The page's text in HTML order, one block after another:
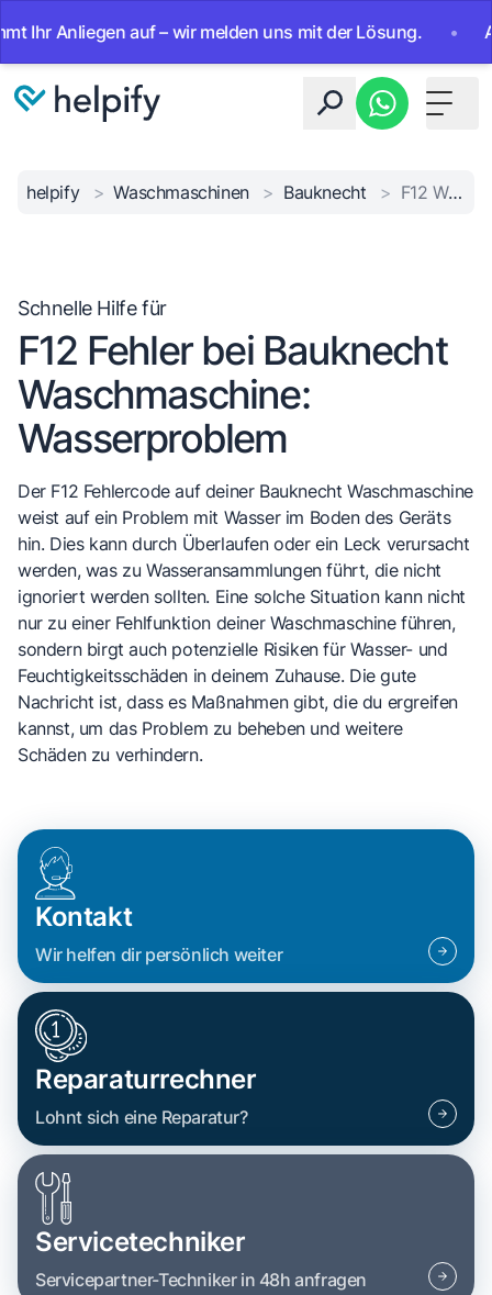
auf – wir melden uns mit der Lösung. • Ab
Toggle
helpify > Waschmaschinen > Bauknecht > F12 Wasser Fehler
Schnelle Hilfe für
F12 Fehler bei Bauknecht
Waschmaschine:
Wasserproblem
Der F12 Fehlercode auf deiner Bauknecht Waschmaschine
weist auf ein Problem mit Wasser im Boden des Geräts
hin. Dies kann durch Überlaufen oder ein Leck verursacht
werden, was zu Wasseransammlungen führt, die nicht
ignoriert werden sollten. Eine solche Situation kann nicht
nur zu einer Fehlfunktion deiner Waschmaschine führen,
sondern birgt auch potenzielle Risiken für Wasser- und
Feuchtigkeitsschäden in deinem Zuhause. Die gute
Nachricht ist, dass es Maßnahmen gibt, die du ergreifen
kannst, um das Problem zu beheben und weitere
Schäden zu verhindern.
Kontakt
Wir helfen dir persönlich weiter
Reparaturrechner
Lohnt sich eine Reparatur?
Servicetechniker
Servicepartner-Techniker in 48h anfragen